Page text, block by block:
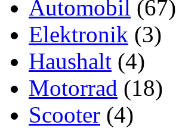
Automobil (67)
Elektronik (3)
Haushalt (4)
Motorrad (18)
Scooter (4)